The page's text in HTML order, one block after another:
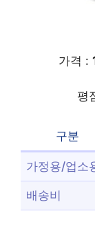
가격 :
평
구분
가정용/업소
배송비